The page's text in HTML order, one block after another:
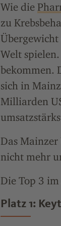
Wie die
zu
Welt
bekommen.
sich in
Milliarden
Das
nicht mehr
Die Top 3
Platz 1: